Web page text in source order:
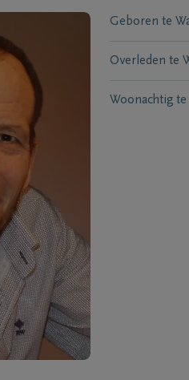
Geboren te
Overleden te
Woonachtig te